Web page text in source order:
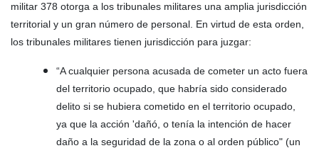
militar 378 otorga a los tribunales militares una amplia jurisdicción
territorial y un gran número de personal. En virtud de esta orden,
los tribunales militares tienen jurisdicción para juzgar:
“A cualquier persona acusada de cometer un acto fuera
del territorio ocupado, que habría sido considerado
delito si se hubiera cometido en el territorio ocupado,
ya que la acción 'dañó, o tenía la intención de hacer
daño a la seguridad de la zona o al orden público" (un